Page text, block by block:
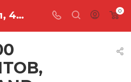
Купить пазл, 4000 фрагментов, castorland «majesty of the mountains», 1380х680 мм C-400065 в Ростове-на-Дону 0